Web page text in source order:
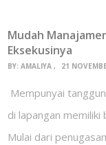
Mudah
Eksekusinya
BY:AMALIYA 21
Mempunyai
di lapangan
Mulai dari